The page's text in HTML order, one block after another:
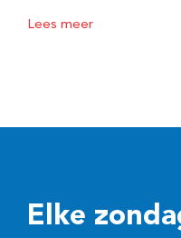
Lees meer
Elke